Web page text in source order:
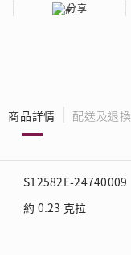
分享
商品詳情 配送及退換
S12582E-24740009
約 0.23 克拉